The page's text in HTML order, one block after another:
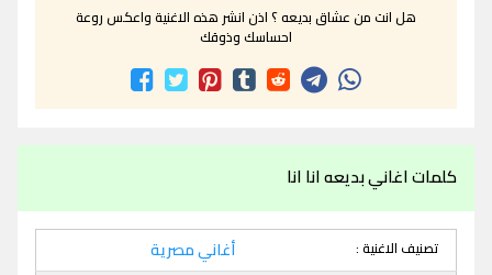
هل انت من عشاق بديعه ؟ اذن انشر هذه الاغنية واعكس روعة
احساسك وذوقك
كلمات اغاني بديعه انا انا
تصنيف الاغنية : أغاني مصرية